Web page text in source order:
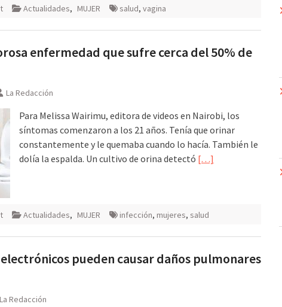
Actualidades, MUJER salud, vagina
enfermedad que sufre cerca del 50% de
La Redacción
Para Melissa Wairimu, editora de videos en Nairobi, los
síntomas comenzaron a los 21 años. Tenía que orinar
constantemente y le quemaba cuando lo hacía. También le
dolía la espalda. Un cultivo de orina detectó […]
Actualidades, MUJER infección, mujeres, salud
pueden causar daños pulmonares
La Redacción